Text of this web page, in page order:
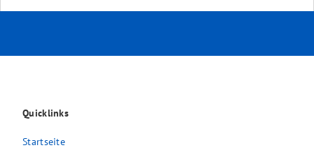
Quicklinks
Startseite